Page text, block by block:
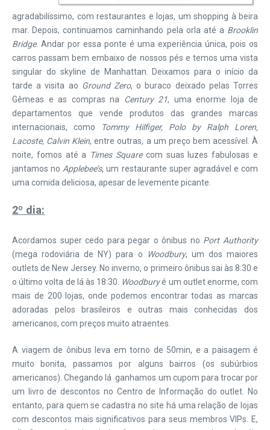
agradabilíssimo, com restaurantes e lojas, um shopping à beira
mar. Depois, continuamos caminhando pela orla até a Brooklin
Bridge. Andar por essa ponte é uma experiência única, pois os
carros passam bem embaixo de nossos pés e temos uma vista
singular do skyline de Manhattan. Deixamos para o início da
tarde a visita ao Ground Zero, o buraco deixado pelas Torres
Gêmeas e as compras na Century 21, uma enorme loja de
departamentos que vende produtos das grandes marcas
internacionais, como
Tommy Hilfiger, Polo by Ralph Loren,
Lacoste, Calvin Klein, entre outras, a um preço bem acessível. À
noite, fomos até a Times Squarecom suas luzes fabulosas e
jantamos no Applebee’s, um restaurante super agradável e com
uma comida deliciosa, apesar de levemente picante.
2º dia:
Acordamos super cedo para pegar o ônibus no Port Authority
(mega rodoviária de NY) para o
Woodbury, um dos maiores
outlets de New Jersey. No inverno, o primeiro ônibus sai às 8:30 e
o último volta de lá às 18:30. Woodburyé um outlet enorme, com
mais de 200 lojas, onde podemos encontrar todas as marcas
adoradas pelos brasileiros e outras mais conhecidas dos
americanos, com preços muito atraentes.
A viagem de ônibus leva em torno de 50min, e a paisagem é
muito bonita, passamos por alguns bairros (os subúrbios
americanos). Chegando lá ganhamos um cupom para trocar por
um livro de descontos no Centro de Informação do outlet. No
entanto, para quem se cadastra no site há uma relação de lojas
com descontos mais significativos para seus membros VIPs. E,